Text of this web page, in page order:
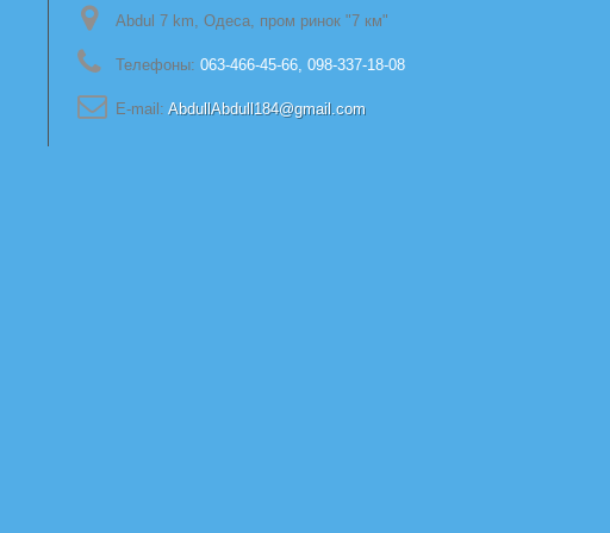
Abdul 7 km, Одеса, пром ринок "7 км"
Телефоны: 063-466-45-66, 098-337-18-08
E-mail: AbdullAbdull184@gmail.com